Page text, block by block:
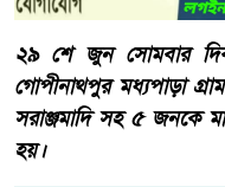
২৯ শে জুন সোমবার
গোপীনাথপুর মধ্যপাড়া
সরাঞ্জমাদি সহ ৫ জনকে
হয়।